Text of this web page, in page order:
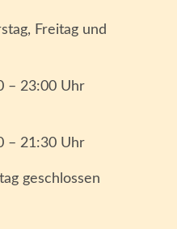
Freitag und
– 23:00 Uhr
– 21:30 Uhr
geschlossen